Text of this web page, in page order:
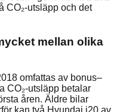
CO₂-utsläpp och det
mellan olika
omfattas av bonus–
CO₂-utsläpp betalar
åren. Äldre bilar